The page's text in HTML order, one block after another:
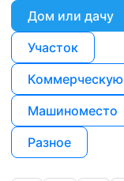
Дом или дачу
Участок
Коммерческую
Машиноместо
Разное